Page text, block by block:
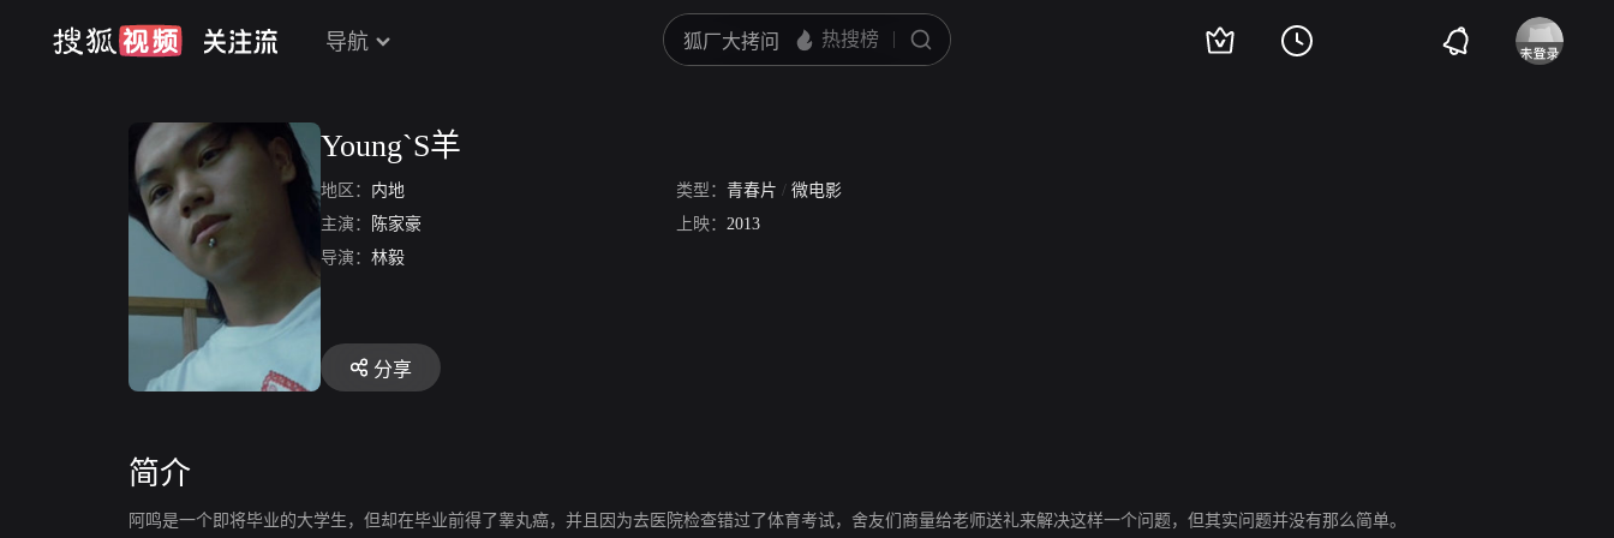
导航
Young`S羊
地区： 内地 类型： 青春片 / 微电影
主演：
陈家豪 上映： 2013
导演： 林毅
分享
简介
阿鸣是一个即将毕业的大学生，但却在毕业前得了睾丸癌，并且因为去医院检查错过了体育考试，舍友们商量给老师送礼来解决这样一个问题，但其实问题并没有那么简单。